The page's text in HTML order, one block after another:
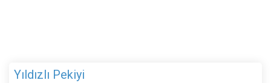
Yıldızlı Pekiyi